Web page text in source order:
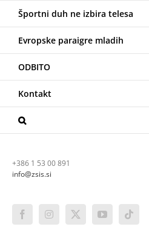
Športni duh ne izbira telesa
Evropske paraigre mladih
ODBITO
Kontakt
+386 1 53 00 891
info@zsis.si
FacebookInstagram
X YouTubeTiktok